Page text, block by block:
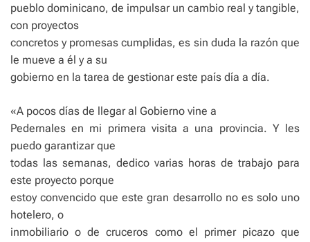
pueblo dominicano, de impulsar un cambio real y tangible,
con proyectos
concretos y promesas cumplidas, es sin duda la razón que
le mueve a él y a su
gobierno en la tarea de gestionar este país día a día.
«A pocos días de llegar al Gobierno vine a
Pedernales en mi primera visita a una provincia. Y les
puedo garantizar que
todas las semanas, dedico varias horas de trabajo para
este proyecto porque
estoy convencido que este gran desarrollo no es solo uno
hotelero, o
inmobiliario o de cruceros como el primer picazo que